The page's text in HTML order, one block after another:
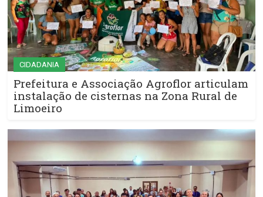
CIDADANIA
Prefeitura e Associação Agroflor articulam
instalação de cisternas na Zona Rural de
Limoeiro